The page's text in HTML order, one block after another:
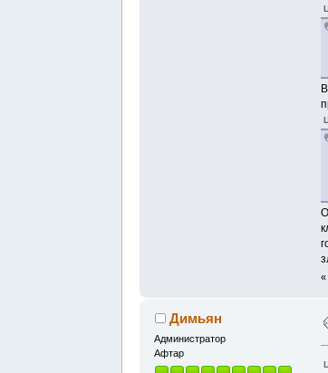
Димьян
Администратор
Афтар